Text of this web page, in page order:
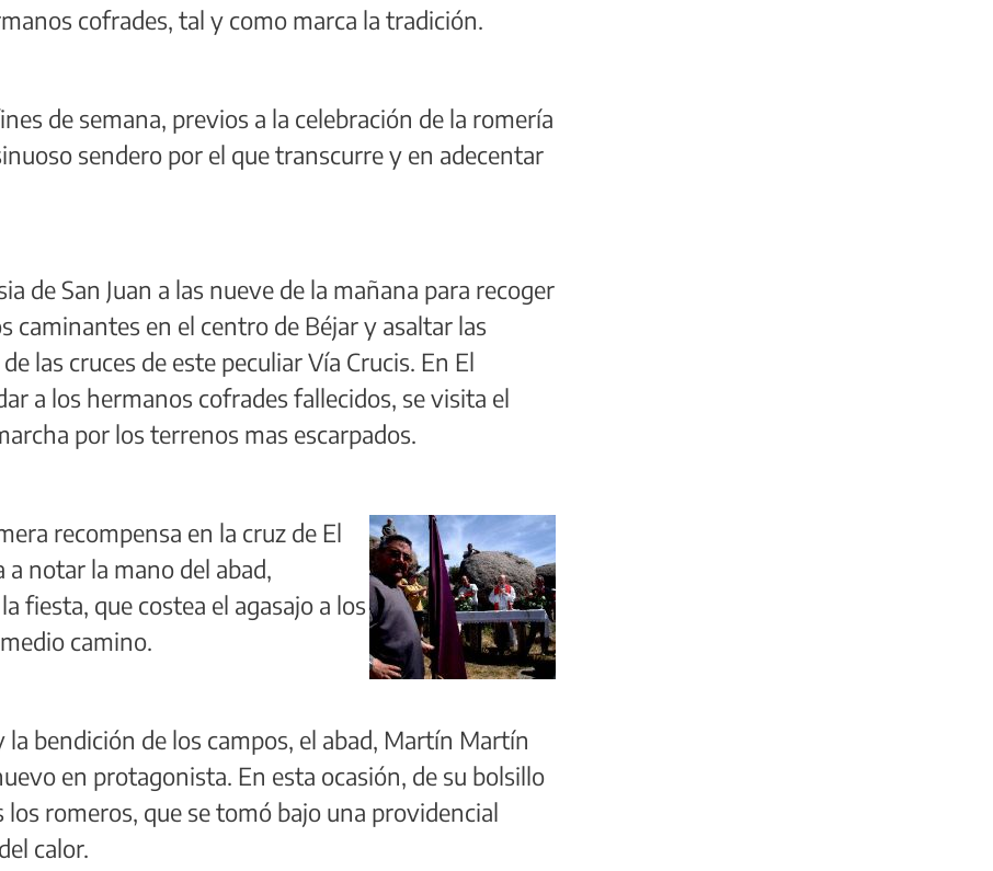
cofrades, tal y como marca la tradición.
de semana, previos a la celebración de la romería
sendero por el que transcurre y en adecentar
de San Juan a las nueve de la mañana para recoger
caminantes en el centro de Béjar y asaltar las
las cruces de este peculiar Vía Crucis. En El
a los hermanos cofrades fallecidos, se visita el
por los terrenos mas escarpados.
recompensa en la cruz de El
a notar la mano del abad,
fiesta, que costea el agasajo a los
camino.
la bendición de los campos, el abad, Martín Martín
en protagonista. En esta ocasión, de su bolsillo
los romeros, que se tomó bajo una providencial
calor.